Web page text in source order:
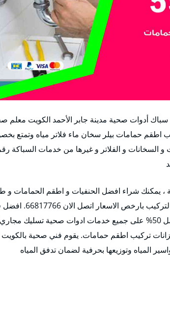
أدوات صحية مدينة جابر الأحمد الكويت معلم
حمامات بيلر سخان ماء فلاتر مياه وتمتع
و الفلاتر و غيرها من خدمات السباكة رقم
، يمكنك شراء افضل الحنفيات و اطقم الحمامات و
خدمات فني صحي مدينة جابر الأحمد للمساعدة في التركيب بارخص
صحي مدينة جابر الأحمد الافضل والارخض وخصم يصل 50% على جميع خدمات ادوات صحية
تركيب اطقم حمامات. يقوم فني صحية
المياه وتوزيعها بحرفية لضمان تدفق المياه